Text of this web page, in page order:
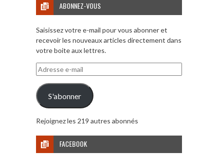
ABONNEZ-VOUS
Saisissez votre e-mail pour vous abonner et
recevoir les nouveaux articles directement dans
votre boite aux lettres.
Adresse
e-
mail
S'abonner
Rejoignez les 219 autres abonnés
FACEBOOK